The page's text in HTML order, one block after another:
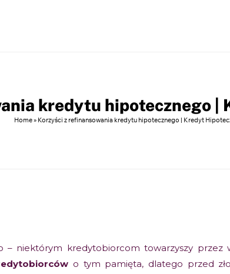
kredytu hipotecznego |
Home» Korzyści z refinansowania kredytu hipotecznego | Kredyt
– niektórym kredytobiorcom towarzyszy przez
o tym pamięta, dlatego przed